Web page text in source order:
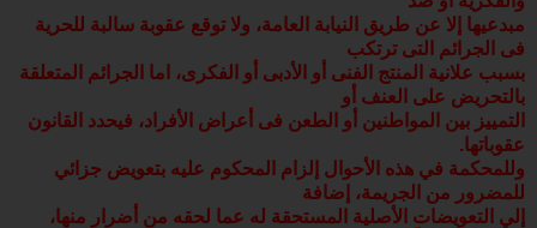
مبدعيها إلا عن طريق النيابة العامة، ولا توقع عقوبة سالبة للحرية
فى الجرائم التى ترتكب
بسبب علانية المنتج الفنى أو الأدبى أو الفكرى، اما الجرائم المتعلقة
بالتحريض على العنف أو
التمييز بين المواطنين أو الطعن فى أعراض الأفراد، فيحدد القانون
عقوباتها.
وللمحكمة في هذه الأحوال إلزام المحكوم عليه بتعويض جزائي
للمضرور من الجريمة، إضافة
إلي التعويضات الأصلية المستحقة له عما لحقه من أضرار منها،